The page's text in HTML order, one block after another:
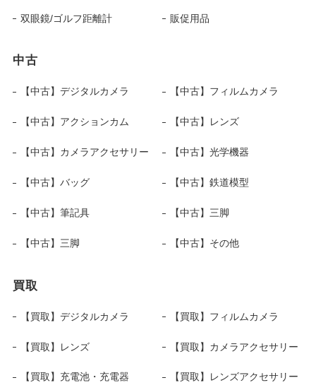
双眼鏡/ゴルフ距離計 販促用品
中古
【中古】デジタルカメラ 【中古】フィルムカメラ
【中古】アクションカム 【中古】レンズ
【中古】カメラアクセサリー 【中古】光学機器
【中古】バッグ 【中古】鉄道模型
【中古】筆記具 【中古】三脚
【中古】三脚 【中古】その他
買取
【買取】デジタルカメラ 【買取】フィルムカメラ
【買取】レンズ 【買取】カメラアクセサリー
【買取】充電池・充電器 【買取】レンズアクセサリー